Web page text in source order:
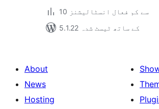
10 سے کم فعال انسٹالیشنز
5.1.22 کے ساتھ ٹیسٹ شدہ
About
News
Hosting